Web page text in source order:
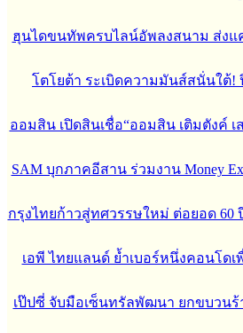
ฮุนไดขนทัพครบไลน์อัพลงสนาม ส่งแค
โตโยต้า ระเบิดความมันส์สนั่นใต้!
ออมสิน เปิดสินเชื่อ“ออมสิน เติมตังค์ เ
SAM บุกภาคอีสาน ร่วมงาน Money
กรุงไทยก้าวสู่ทศวรรษใหม่ ต่อยอด
เอพี ไทยแลนด์ ย้ำเบอร์หนึ่งคอนโดเ
เป๊ปซี่ จับมือเซ็นทรัลพัฒนา ยกขบวน